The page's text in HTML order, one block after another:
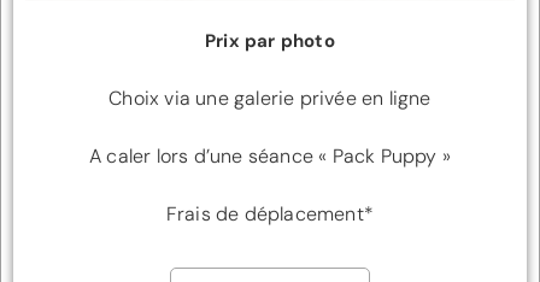
Prix par photo
Choix via une galerie privée en ligne
A caler lors d’une séance « Pack Puppy »
Frais de déplacement*